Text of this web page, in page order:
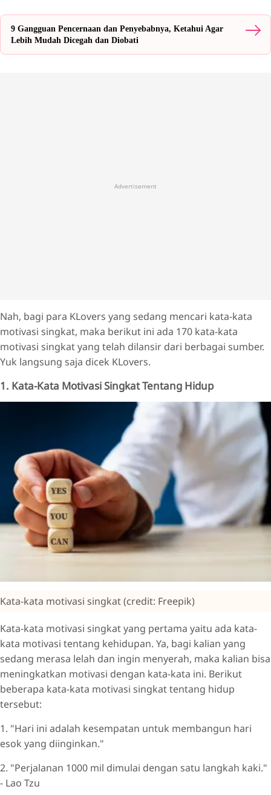
9 Gangguan Pencernaan dan Penyebabnya, Ketahui Agar
Lebih Mudah Dicegah dan Diobati
Advertisement
Nah, bagi para KLovers yang sedang mencari kata-kata
motivasi singkat, maka berikut ini ada 170 kata-kata
motivasi singkat yang telah dilansir dari berbagai sumber.
Yuk langsung saja dicek KLovers.
1. Kata-Kata Motivasi Singkat Tentang Hidup
Kata-kata motivasi singkat (credit: Freepik)
Kata-kata motivasi singkat yang pertama yaitu ada kata-
kata motivasi tentang kehidupan. Ya, bagi kalian yang
sedang merasa lelah dan ingin menyerah, maka kalian bisa
meningkatkan motivasi dengan kata-kata ini. Berikut
beberapa kata-kata motivasi singkat tentang hidup
tersebut:
1. "Hari ini adalah kesempatan untuk membangun hari
esok yang diinginkan."
2. "Perjalanan 1000 mil dimulai dengan satu langkah kaki."
- Lao Tzu